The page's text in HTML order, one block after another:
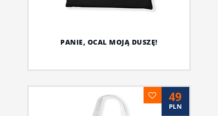
PANIE, OCAL MOJĄ DUSZĘ!
49
PLN